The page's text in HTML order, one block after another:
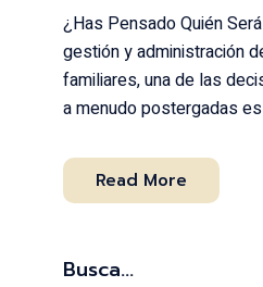
¿Has Pensado Quién
gestión y administración
familiares, una de las
a menudo postergadas
Read More
Search